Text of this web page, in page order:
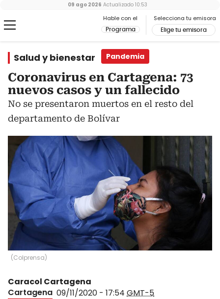
Hable con el
Programa
Selecciona tu emisora
Elige tu emisora
09 ago 2026 Actualizado 10:53
Salud y bienestar Pandemia
Coronavirus en Cartagena: 73
nuevos casos y un fallecido
No se presentaron muertos en el resto del
departamento de Bolívar
(Colprensa)
Caracol Cartagena
Cartagena 09/11/2020 - 17:54 GMT-5